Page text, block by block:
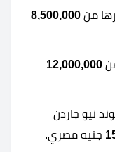
من 8,500,000
12,000,000
نيو جاردن
جنيه مصري.